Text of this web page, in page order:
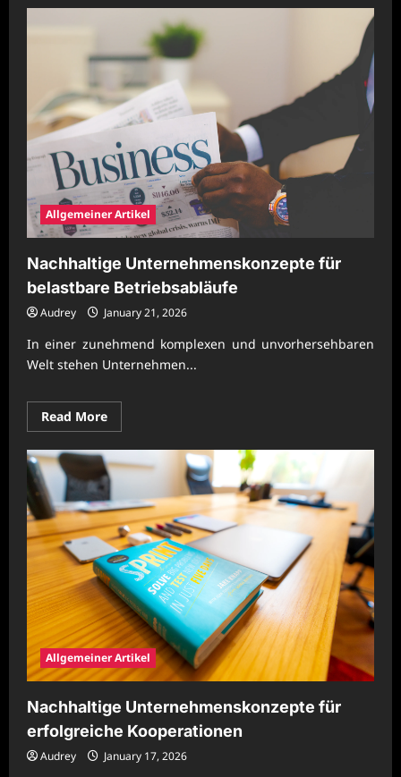
Nachhaltige
Unternehmenssteuerung
verlässlicher
Umsetzung
Allgemeiner Artikel
Nachhaltige Unternehmenskonzepte für
belastbare Betriebsabläufe
Audrey January 21, 2026
In einer zunehmend komplexen und unvorhersehbaren
Welt stehen Unternehmen...
Read MoreRead
more
Nachhaltige
Unternehmenskonzepte
für
Betriebsabläufe
Allgemeiner Artikel
Nachhaltige Unternehmenskonzepte für
erfolgreiche Kooperationen
Audrey January 17, 2026